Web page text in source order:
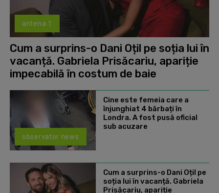
antena 1
Cum a surprins-o Dani Oțil pe soția lui în
vacanță. Gabriela Prisăcariu, apariție
impecabilă în costum de baie
observator news
Cine este femeia care a
înjunghiat 4 bărbați în
Londra. A fost pusă oficial
sub acuzare
Cum a surprins-o Dani Oțil pe
soția lui în vacanță. Gabriela
Prisăcariu, apariție